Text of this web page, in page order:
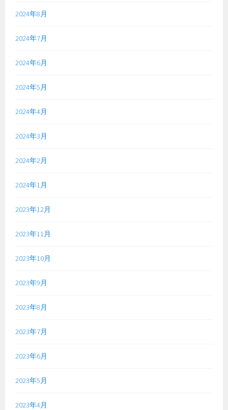
2024年8月
2024年7月
2024年6月
2024年5月
2024年4月
2024年3月
2024年2月
2024年1月
2023年12月
2023年11月
2023年10月
2023年9月
2023年8月
2023年7月
2023年6月
2023年5月
2023年4月